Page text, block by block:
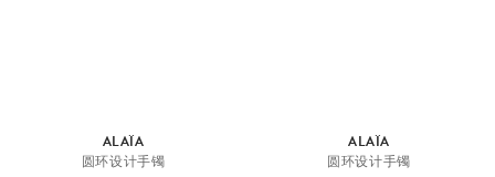
ALAÏA
圆环设计手镯
ALAÏA
圆环设计手镯